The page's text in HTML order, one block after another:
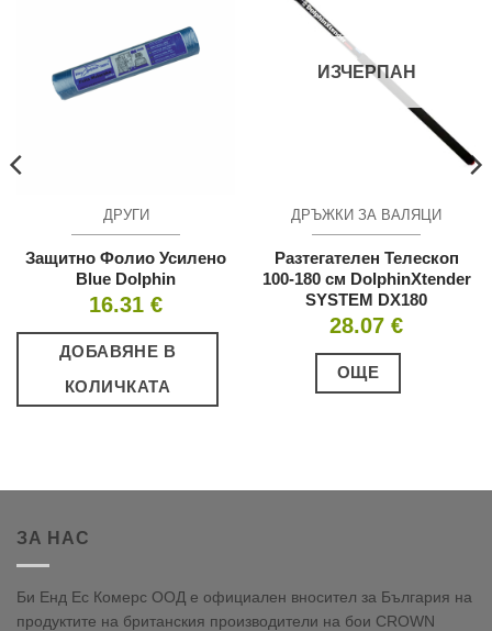
ДРУГИ
Защитно Фолио Усилено
Blue Dolphin
16.31 €
ДОБАВЯНЕ В
КОЛИЧКАТА
ИЗЧЕРПАН
ДРЪЖКИ ЗА ВАЛЯЦИ
Разтегателен Телескоп
100-180 см DolphinXtender
SYSTEM DX180
28.07 €
ОЩЕ
ЗА НАС
Би Енд Ес Комерс ООД е официален вносител за България на
продуктите на британския производители на бои CROWN